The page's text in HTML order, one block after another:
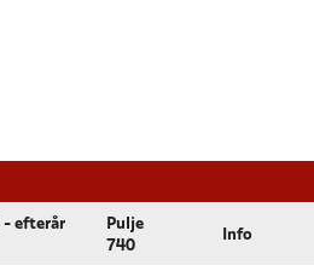
- efterår
Pulje
740
Info